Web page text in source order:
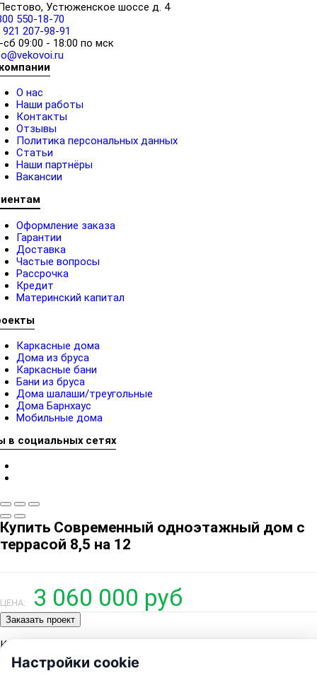
Устюженское шоссе д. 4
550-18-70
921 207-98-91
сб 09:00 - 18:00 по мск
О нас
Наши работы
Контакты
Отзывы
Политика персональных данных
Статьи
Наши партнёры
Вакансии
Оформление заказа
Гарантии
Доставка
Частые вопросы
Рассрочка
Кредит
Материнский капитал
Каркасные дома
Дома из бруса
Каркасные бани
Бани из бруса
Дома шалаши/треугольные
Дома Барнхаус
Мобильные дома
в социальных сетях
Купить Современный одноэтажный дом с
террасой 8,5 на 12
ЦЕНА: 3 060 000 руб
Заказать проект
Настройки cookie
Категории
Барнхаусы
Дома афрейм